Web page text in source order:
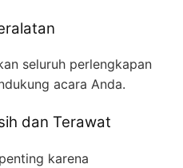
seluruh perlengkapan
acara Anda.
dan Terawat
karena